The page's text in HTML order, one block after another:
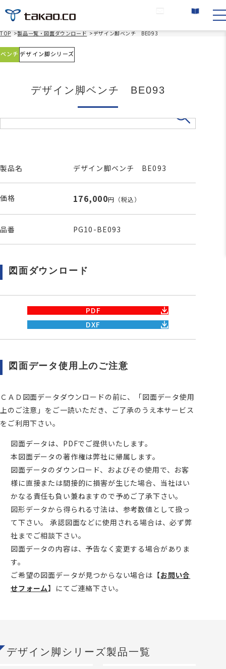
TOP >製品一覧・図面ダウンロード >デザイン脚ベンチ BE093
ベンチ デザイン脚シリーズ
デザイン脚ベンチ BE093
製品名 デザイン脚ベンチ BE093
価格 176,000円 （税込）
品番 PG10-BE093
図面ダウンロード
PDF
DXF
図面データ使用上のご注意
ＣＡＤ図面データダウンロードの前に、「図面データ使用
上のご注意」をご一読いただき、ご了承のうえ本サービス
をご利用下さい。
図面データは、PDFでご提供いたします。
本図面データの著作権は弊社に帰属します。
図面データのダウンロード、およびその使用で、お客
様に直接または間接的に損害が生じた場合、当社はい
かなる責任も負い兼ねますので予めご了承下さい。
図形データから得られる寸法は、参考数値として扱っ
て下さい。 承認図面などに使用される場合は、必ず弊
社までご相談下さい。
図面データの内容は、予告なく変更する場合がありま
す。
ご希望の図面データが見つからない場合は 【お問い合
せフォーム】 にてご連絡下さい。
デザイン脚シリーズ製品一覧